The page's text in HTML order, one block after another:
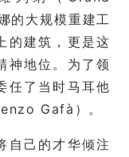
的大规模重建工
的建筑，更是这
神地位。为了领
任了当时马耳他
Gafà）。
自己的才华倾注